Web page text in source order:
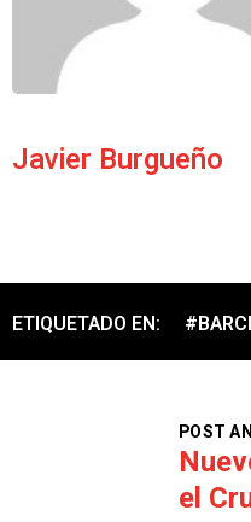
Javier Burgueño
ETIQUETADO EN:
POST
el